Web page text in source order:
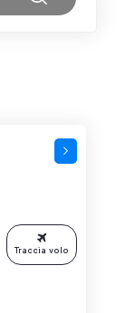
Traccia volo